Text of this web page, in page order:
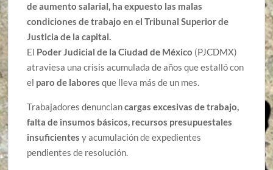
de aumento salarial, ha expuesto las malas
condiciones de trabajo en el Tribunal Superior de
Justicia de la capital.
El Poder Judicial de la Ciudad de México (PJCDMX)
atraviesa una crisis acumulada de años que estalló con
el paro de laboresque lleva más de un mes.
Trabajadores denunciancargas excesivas de trabajo,
falta de insumos básicos, recursos presupuestales
insuficientes y acumulación de expedientes
pendientes de resolución.